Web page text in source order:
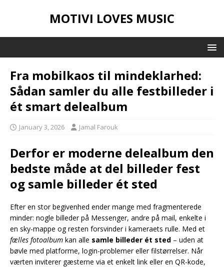
MOTIVI LOVES MUSIC
Fra mobilkaos til mindeklarhed:
Sådan samler du alle festbilleder i
ét smart delealbum
January 3, 2026 Jamal Farouk
Derfor er moderne delealbum den
bedste måde at del billeder fest
og samle billeder ét sted
Efter en stor begivenhed ender mange med fragmenterede
minder: nogle billeder på Messenger, andre på mail, enkelte i
en sky-mappe og resten forsvinder i kameraets rulle. Med et
fælles fotoalbum kan alle samle billeder ét sted – uden at
bøvle med platforme, login-problemer eller filstørrelser. Når
værten inviterer gæsterne via et enkelt link eller en QR-kode,